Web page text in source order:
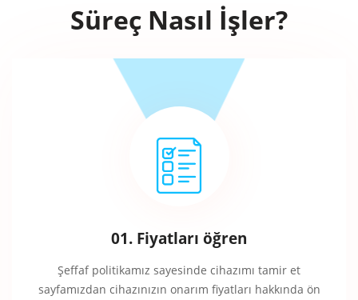
Süreç Nasıl İşler?
01. Fiyatları öğren
Şeffaf politikamız sayesinde cihazımı tamir et
sayfamızdan cihazınızın onarım fiyatları hakkında ön